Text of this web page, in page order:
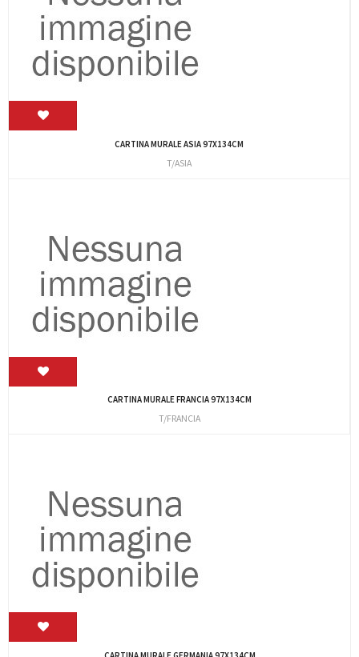
CARTINA MURALE ASIA 97X134CM
T/ASIA
CARTINA MURALE FRANCIA 97X134CM
T/FRANCIA